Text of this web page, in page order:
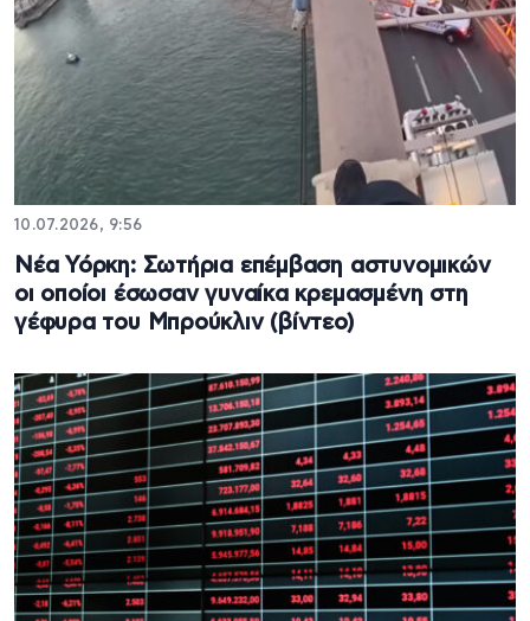
10.07.2026, 9:56
Νέα Υόρκη: Σωτήρια επέμβαση αστυνομικών
οι οποίοι έσωσαν γυναίκα κρεμασμένη στη
γέφυρα του Μπρούκλιν (βίντεο)